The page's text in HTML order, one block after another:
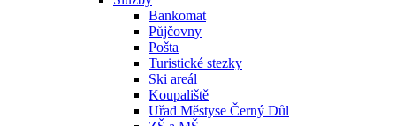
Bankomat
Půjčovny
Pošta
Turistické stezky
Ski areál
Koupaliště
Uřad Městyse Černý Důl